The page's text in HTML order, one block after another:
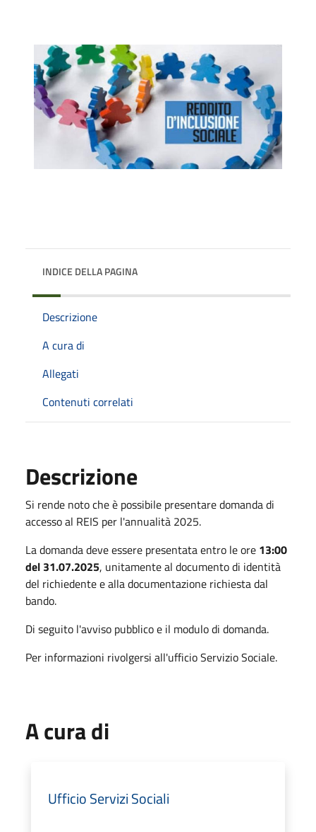
INDICE DELLA PAGINA
Descrizione
A cura di
Allegati
Contenuti correlati
Descrizione
Si rende noto che è possibile presentare domanda di
accesso al REIS per l'annualità 2025.
La domanda deve essere presentata entro le ore 13:00
del 31.07.2025, unitamente al documento di identità
del richiedente e alla documentazione richiesta dal
bando.
Di seguito l'avviso pubblico e il modulo di domanda.
Per informazioni rivolgersi all'ufficio Servizio Sociale.
A cura di
Ufficio Servizi Sociali